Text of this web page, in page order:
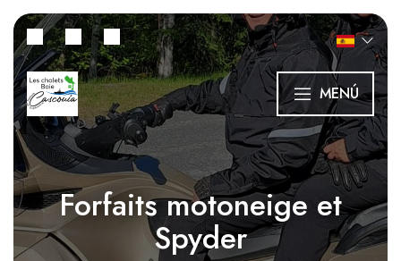
MENÚ
Forfaits motoneige et
Spyder